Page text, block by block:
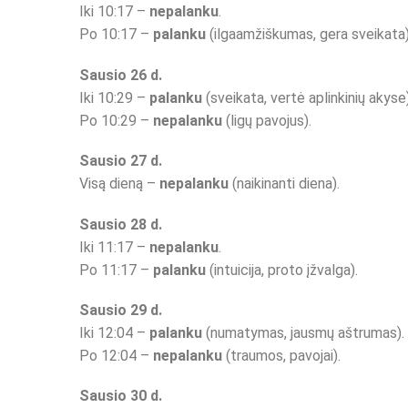
Iki 10:17 – nepalanku.
Po 10:17 – palanku (ilgaamžiškumas, gera
Sausio 26 d.
Iki 10:29 – palanku (sveikata, vertė aplinkinių
Po 10:29 – nepalanku (ligų pavojus).
Sausio 27 d.
Visą dieną – nepalanku (naikinanti diena).
Sausio 28 d.
Iki 11:17 – nepalanku
Po 11:17 – palanku (intuicija, proto įžvalga).
Sausio 29 d.
Iki 12:04 – palanku (numatymas, jausmų aštrumas).
Po 12:04 – nepalanku (traumos, pavojai).
Sausio 30 d.